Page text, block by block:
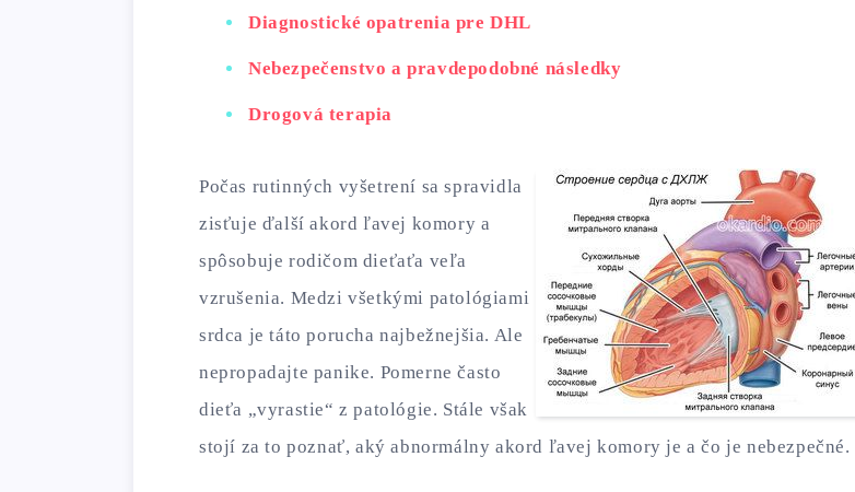
Diagnostické opatrenia pre DHL
Nebezpečenstvo a pravdepodobné následky
Drogová terapia
Počas rutinných vyšetrení sa spravidla
zisťuje ďalší akord ľavej komory a
spôsobuje rodičom dieťaťa veľa
vzrušenia. Medzi všetkými patológiami
srdca je táto porucha najbežnejšia. Ale
nepropadajte panike. Pomerne často
dieťa „vyrastie“ z patológie. Stále však
stojí za to poznať, aký abnormálny akord ľavej komory je a čo je nebezpečné.